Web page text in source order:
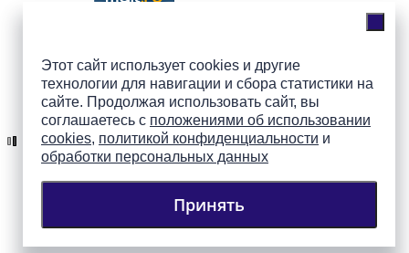
Этот сайт использует cookies и другие
технологии для навигации и сбора статистики на
сайте. Продолжая использовать сайт, вы
соглашаетесь с положениями об использовании
cookies, политикой конфиденциальности и
обработки персональных данных
Принять
Подпишись на группы
ПАИ в соцсетях!